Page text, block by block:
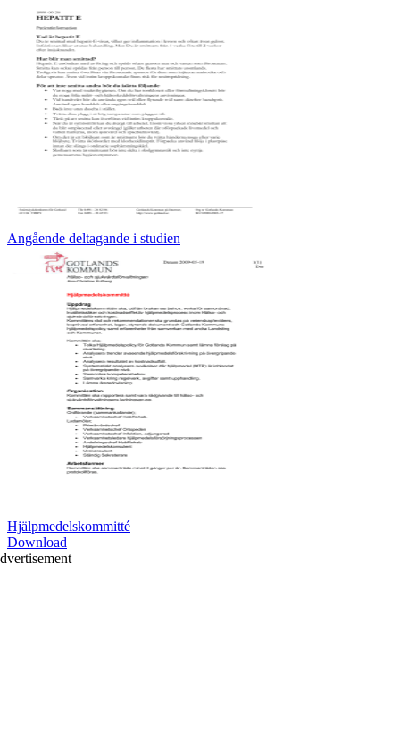
Angående deltagande i studien
Hjälpmedelskommitté
Download